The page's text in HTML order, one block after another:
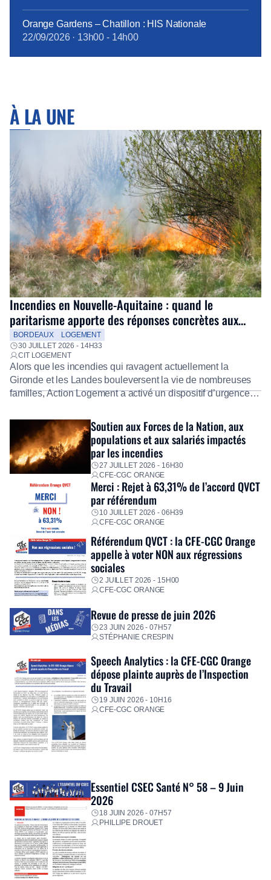
Orange Gardens – Chatillon : HIS Nationale
22/09/2026· 13h00 - 14h00
À LA UNE
Incendies en Nouvelle-Aquitaine : quand le
paritarisme apporte des réponses concrètes aux
salariés
BORDEAUX
LOGEMENT
30 JUILLET 2026 - 14H33
CIT LOGEMENT
Alors que les incendies qui ravagent actuellement la
Gironde et les Landes bouleversent la vie de nombreuses
familles, Action Logement a activé un dispositif d’urgence
Fidèle à sa mission d’utilité sociale, le Groupe mobilise
immédiatement ses équipes afin de proposer un diagnostic
personnalisé, des aides financières pour faire face aux
premières dépenses, […]
Soutien aux Forces de la Nation, aux
populations et aux salariés impactés
par les incendies
27 JUILLET 2026 - 16H30
CFE-CGC ORANGE
Merci : Rejet à 63,31% de l’accord QVCT
par référendum
10 JUILLET 2026 - 06H39
CFE-CGC ORANGE
Référendum QVCT : la CFE-CGC Orange
appelle à voter NON aux régressions
sociales
2 JUILLET 2026 - 15H00
CFE-CGC ORANGE
Revue de presse de juin 2026
23 JUIN 2026 - 07H57
STÉPHANIE CRESPIN
Speech Analytics : la CFE-CGC Orange
dépose plainte auprès de l’Inspection
du Travail
19 JUIN 2026 - 10H16
CFE-CGC ORANGE
Essentiel CSEC Santé N° 58 – 9 Juin
2026
18 JUIN 2026 - 07H57
PHILLIPE DROUET